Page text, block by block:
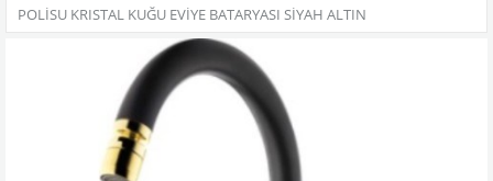
POLISU KRISTAL KUĞU EVIYE BATARYASI SIYAH ALTIN